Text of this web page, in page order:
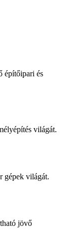
építőipari és
világát.
gépek világát.
jövő